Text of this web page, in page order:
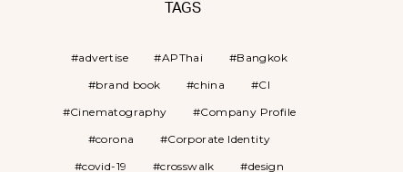
TAGS
advertise APThai
Bangkok
brand book
china
CI
Cinematography
Company Profile
corona
Corporate Identity
covid-19
crosswalk
design